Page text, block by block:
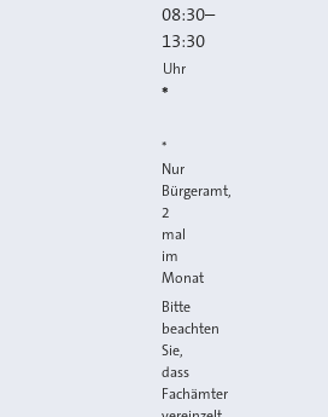
08:30–
13:30
Uhr
*
*
Nur
Bürgeramt,
2
mal
im
Monat
Bitte
beachten
Sie,
dass
Fachämter